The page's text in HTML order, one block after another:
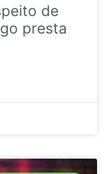
de
presta